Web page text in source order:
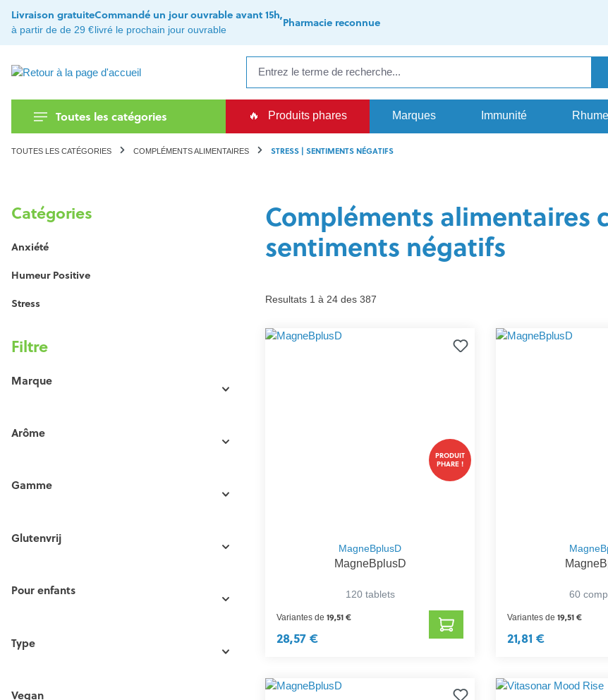
Passer à la navigation principale
Livraison gratuite
à partir de de 29 €
Commandé un jour ouvrable avant 15h,
livré le prochain jour ouvrable
Pharmacie reconnue
Toutes les catégories 🔥 Produits phares Marques Immunité Rhume
TOUTES LES CATÉGORIES COMPLÉMENTS ALIMENTAIRES STRESS | SENTIMENTS NÉGATIFS
Catégories
Anxiété
Humeur Positive
Stress
Filtre
Marque
Arôme
Gamme
Glutenvrij
Pour enfants
Type
Vegan
Compléments alimentaires
sentiments négatifs
Resultats 1 à 24 des 387
PRODUIT
PHARE !
MagneBplusD
MagneBplusD
120 tablets
Variantes de 19,51 €
28,57 €
60
Variantes de19,51 €
21,81 €